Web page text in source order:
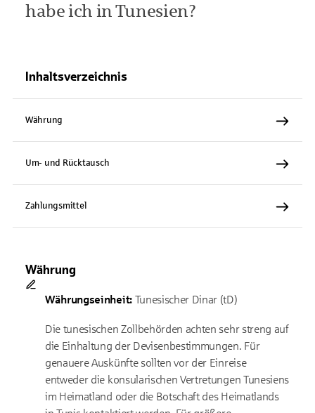
habe ich in Tunesien?
Inhaltsverzeichnis
Währung
Um- und Rücktausch
Zahlungsmittel
Währung
Währungseinheit:Tunesischer Dinar (tD)
Die tunesischen Zollbehörden achten sehr streng auf
die Einhaltung der Devisenbestimmungen. Für
genauere Auskünfte sollten vor der Einreise
entweder die konsularischen Vertretungen Tunesiens
im Heimatland oder die Botschaft des Heimatlands